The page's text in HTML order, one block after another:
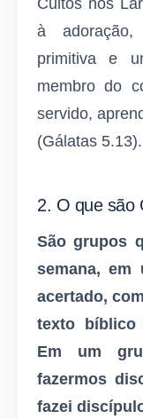
à
primitiva e
membro do
servido,
(Gálatas 5.13).
2. O que são
São grupos
semana, em
acertado,
texto bíblico
Em um
fazermos
fazei